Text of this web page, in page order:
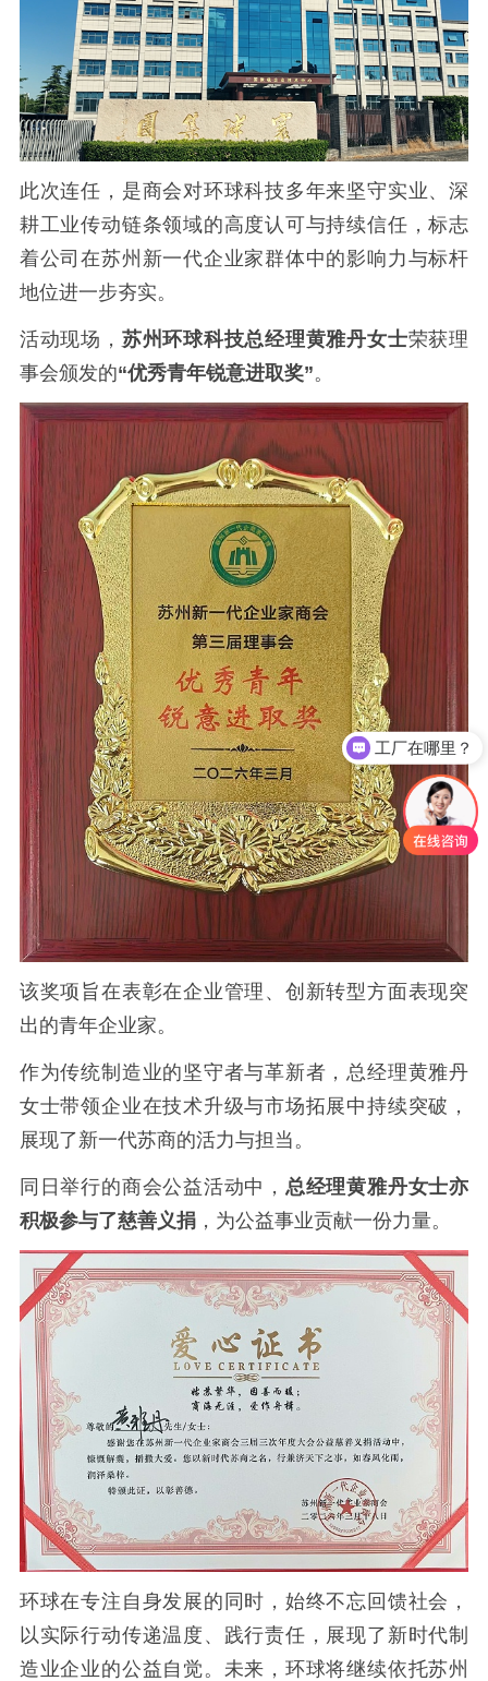
此次连任，是商会对环球科技多年来坚守实业、深
耕工业传动链条领域的高度认可与持续信任，标志
着公司在苏州新一代企业家群体中的影响力与标杆
地位进一步夯实。
活动现场， 苏州环球科技总经理黄雅丹女士荣获理
事会颁发的“优秀青年锐意进取奖”。
该奖项旨在表彰在企业管理、创新转型方面表现突
出的青年企业家。
作为传统制造业的坚守者与革新者，总经理黄雅丹
女士带领企业在技术升级与市场拓展中持续突破，
展现了新一代苏商的活力与担当。
同日举行的商会公益活动中， 总经理黄雅丹女士亦
积极参与了慈善义捐，为公益事业贡献一份力量。
环球在专注自身发展的同时，始终不忘回馈社会，
以实际行动传递温度、践行责任，展现了新时代制
造业企业的公益自觉。未来，环球将继续依托苏州
工厂在哪里？